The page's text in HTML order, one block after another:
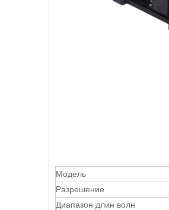
Модель
Разрешение
Диапазон длин волн